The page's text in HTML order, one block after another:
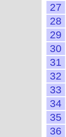
27
28
29
30
31
32
33
34
35
36